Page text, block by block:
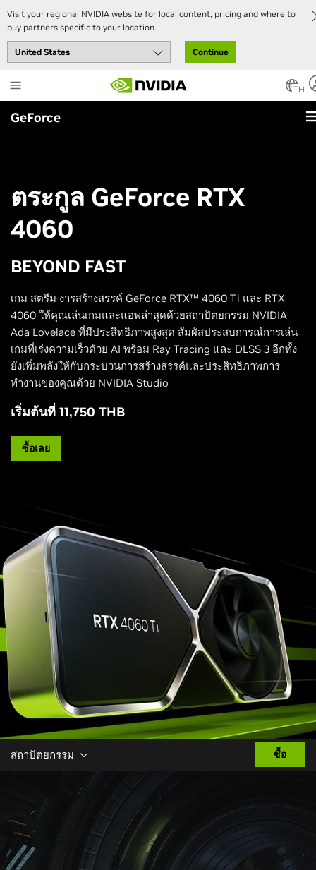
Visit your regional NVIDIA website for local content, pricing and where to
buy partners specific to your location.
Continue
to
main
content
TH
GeForce
ตระกูล GeForce RTX
4060
BEYOND FAST
เกม สตรีม งารสร้างสรรค์ GeForce RTX™ 4060 Ti และ RTX
4060 ให้คุณเล่นเกมและแอพล่าสุดด้วยสถาปัตยกรรม NVIDIA
Ada Lovelace ที่มีประสิทธิภาพสูงสุด สัมผัสประสบการณ์การเล่น
เกมที่เร่งความเร็วด้วย AI พร้อม Ray Tracing และ DLSS 3 อีกทั้ง
ยังเพิ่มพลังให้กับกระบวนการสร้างสรรค์และประสิทธิภาพการ
ทำงานของคุณด้วย NVIDIA Studio
เริ่มต้นที่ 11,750 THB
ซื้อเลย
สถาปัตยกรรม ซื้อ